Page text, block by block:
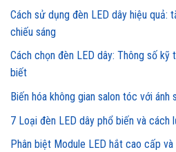
Cách sử dụng đèn LED dây hiệu quả:
chiếu sáng
Cách chọn đèn LED dây: Thông số kỹ
biết
Biến hóa không gian salon tóc với ánh
7 Loại đèn LED dây phổ biến và cách
Phân biệt Module LED hắt cao cấp